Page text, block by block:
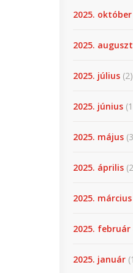
2025. október
2025.
2025. július (2)
2025. június
2025. május
2025. április
2025. március
2025. február
2025. január